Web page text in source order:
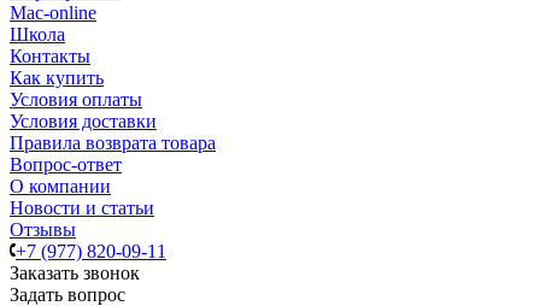
Mac-online
Школа
Контакты
Как купить
Условия оплаты
Условия доставки
Правила возврата товара
Вопрос-ответ
О компании
Новости и статьи
Отзывы
+7 (977) 820-09-11
Заказать звонок
Задать вопрос